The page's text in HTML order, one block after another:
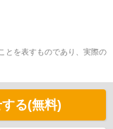
とを表すものであり、実際の
る(無料)